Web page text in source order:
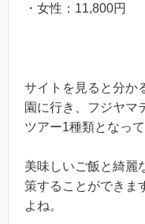
・女性：11,800円
サイトを見ると分か
園に行き、フジヤマ
ツアー1種類となって
美味しいご飯と綺麗
策することができま
よね。